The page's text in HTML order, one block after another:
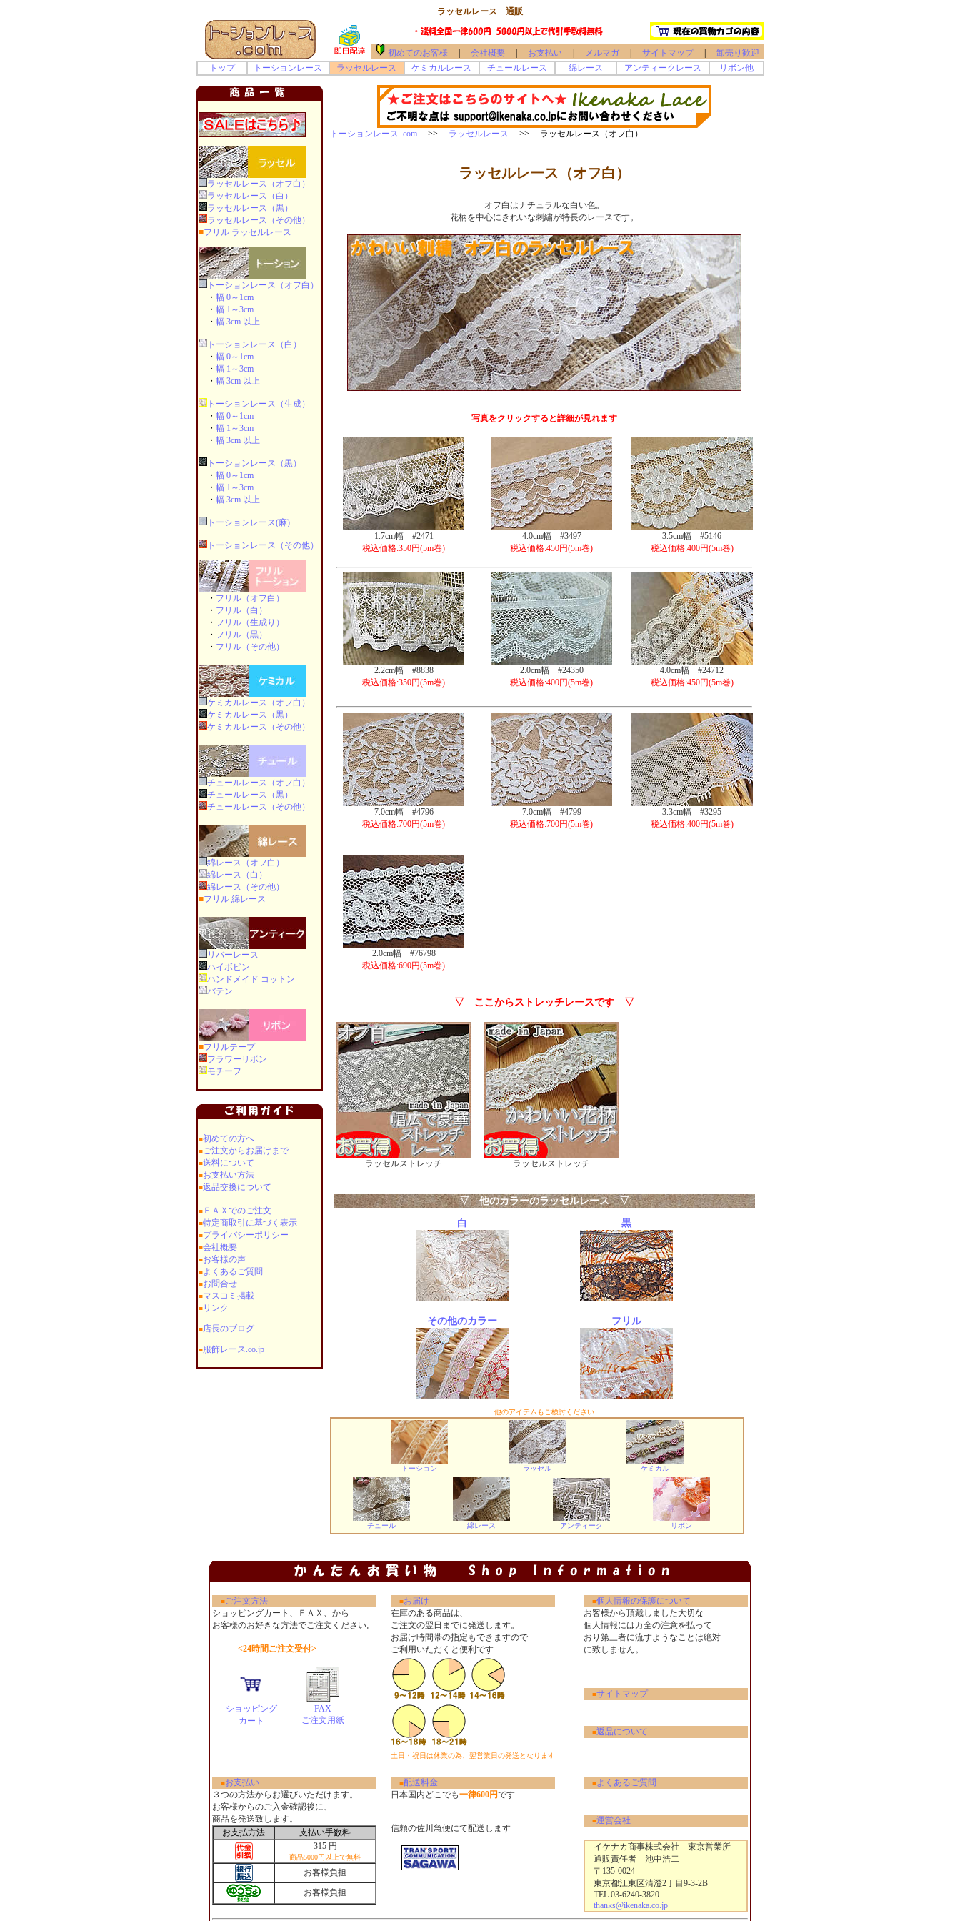
ラッセルレース 通販
初めてのお客様 会社概要| お支払い| メルマガ| サイトマップ| 卸売り歓迎
トップ
トーションレース ラッセルレース ケミカルレース チュールレース 綿レース アンティークレース リボン他
ラッセルレース（オフ白）
ラッセルレース（白）
ラッセルレース（黒）
ラッセルレース（その他）
■フリル ラッセルレース
トーションレース（オフ白）
・ 幅 0～1cm
・ 幅 1～3cm
・ 幅 3cm 以上
トーションレース（白）
・ 幅 0～1cm
・ 幅 1～3cm
・ 幅 3cm 以上
トーションレース（生成）
・ 幅 0～1cm
・ 幅 1～3cm
・ 幅 3cm 以上
トーションレース（黒）
・ 幅 0～1cm
・ 幅 1～3cm
・ 幅 3cm 以上
トーションレース(麻)
トーションレース（その他）
・ フリル（オフ白）
・ フリル（白）
・ フリル（生成り）
・ フリル（黒）
・ フリル（その他）
ケミカルレース（オフ白）
ケミカルレース（黒）
ケミカルレース（その他）
チュールレース（オフ白）
チュールレース（黒）
チュールレース（その他）
綿レース（オフ白）
綿レース（白）
綿レース（その他）
■フリル 綿レース
リバーレース
ハイボビン
ハンドメイド コットン
バテン
■フリルテープ
フラワーリボン
モチーフ
■初めての方へ
■ご注文からお届けまで
■送料について
■お支払い方法
■返品交換について
■ＦＡＸでのご注文
■特定商取引に基づく表示
■プライバシーポリシー
■会社概要
■お客様の声
■よくあるご質問
■お問合せ
■マスコミ掲載
■リンク
■店長のブログ
■服飾レース.co.jp
トーションレース .com>> ラッセルレース >> ラッセルレース（オフ白）
ラッセルレース（オフ白）
オフ白はナチュラルな白い色。
花柄を中心にきれいな刺繍が特長のレースです。
写真をクリックすると詳細が見れます
1.7cm幅 #2471
税込価格:350円(5m巻)
4.0cm幅 #3497
税込価格:450円(5m巻)
3.5cm幅 #5146
税込価格:400円(5m巻)
2.2cm幅 #8838
税込価格:350円(5m巻)
2.0cm幅 #24350
税込価格:400円(5m巻)
4.0cm幅 #24712
税込価格:450円(5m巻)
7.0cm幅 #4796
税込価格:700円(5m巻)
7.0cm幅 #4799
税込価格:700円(5m巻)
3.3cm幅 #3295
税込価格:400円(5m巻)
2.0cm幅 #76798
税込価格:690円(5m巻)
▽ ここからストレッチレースです ▽
ラッセルストレッチ ラッセルストレッチ
▽ 他のカラーのラッセルレース ▽
白 黒
その他のカラー フリル
他のアイテムもご検討ください
トーション ラッセル ケミカル
チュール 綿レース アンティーク リボン
■ご注文方法 ■お届け ■個人情報の保護について
ショッピングカート、ＦＡＸ、から
お客様のお好きな方法でご注文ください。
<24時間ご注文受付>
ショッピング
カート
FAX
ご注文用紙
在庫のある商品は、
ご注文の翌日までに発送します。
お届け時間帯の指定もできますので
ご利用いただくと便利です
土日・祝日は休業の為、翌営業日の発送となります
お客様から頂戴しました大切な
個人情報には万全の注意を払って
おり第三者に流すようなことは絶対
に致しません。
■サイトマップ
■返品について
■お支払い
３つの方法からお選びいただけます。
お客様からのご入金確認後に、
商品を発送致します。
お支払方法
支払い手数料
315 円
商品5000円以上で無料
お客様負担
お客様負担
■配送料金
日本国内どこでも一律600円です
信頼の佐川急便にて配送します
■よくあるご質問
■運営会社
イケナカ商事株式会社 東京営業所
通販責任者 池中浩二
〒135-0024
東京都江東区清澄2丁目9-3-2B
TEL 03-6240-3820
thanks@ikenaka.co.jp